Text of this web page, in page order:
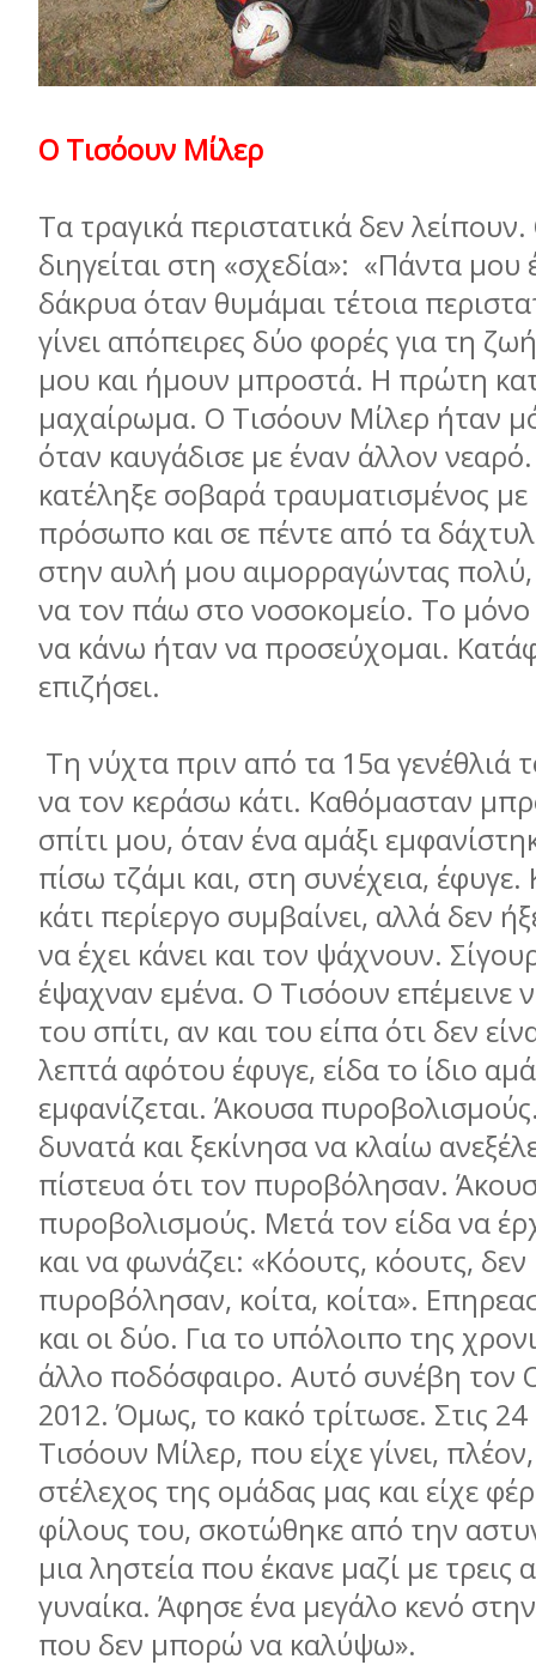
Ο Τισόουν Μίλερ
Τα τραγικά περιστατικά δεν
διηγείται στη «σχεδία»: «Πάντα μου
δάκρυα όταν θυμάμαι τέτοια
γίνει απόπειρες δύο φορές για τη
μου και ήμουν μπροστά. Η πρώτη
μαχαίρωμα. Ο Τισόουν Μίλερ ήταν
όταν καυγάδισε με έναν άλλον
κατέληξε σοβαρά τραυματισμένος με
πρόσωπο και σε πέντε από τα
στην αυλή μου αιμορραγώντας πολύ,
να τον πάω στο νοσοκομείο. Το
να κάνω ήταν να προσεύχομαι.
επιζήσει.
Τη νύχτα πριν από τα 15α γενέθλιά
να τον κεράσω κάτι. Καθόμασταν
σπίτι μου, όταν ένα αμάξι
πίσω τζάμι και, στη συνέχεια,
κάτι περίεργο συμβαίνει, αλλά δεν
να έχει κάνει και τον ψάχνουν.
έψαχναν εμένα. Ο Τισόουν επέμεινε
του σπίτι, αν και του είπα ότι δεν
λεπτά αφότου έφυγε, είδα το ίδιο
εμφανίζεται. Άκουσα
δυνατά και ξεκίνησα να κλαίω
πίστευα ότι τον πυροβόλησαν.
πυροβολισμούς. Μετά τον είδα να
και να φωνάζει: «Κόουτς, κόουτς, δεν
πυροβόλησαν, κοίτα, κοίτα».
και οι δύο. Για το υπόλοιπο της
άλλο ποδόσφαιρο. Αυτό συνέβη τον
2012. Όμως, το κακό τρίτωσε. Στις
Τισόουν Μίλερ, που είχε γίνει,
στέλεχος της ομάδας μας και είχε
φίλους του, σκοτώθηκε από την
μια ληστεία που έκανε μαζί με τρεις
γυναίκα. Άφησε ένα μεγάλο κενό
που δεν μπορώ να καλύψω».